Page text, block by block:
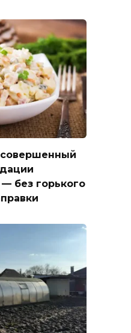
совершенный
без горького